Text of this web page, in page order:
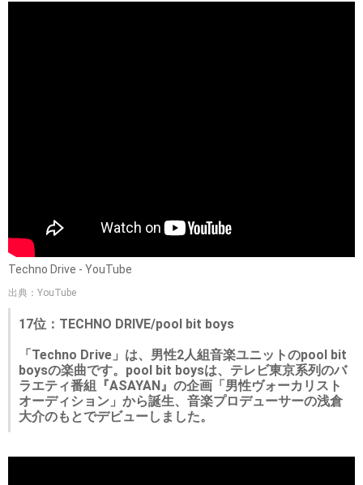
Techno Drive - YouTube
出典：YouTube
17位：TECHNO DRIVE/pool bit boys
「Techno Drive」は、男性2人組音楽ユニットのpool bit
boysの楽曲です。pool bit boysは、テレビ東京系列のバ
ラエティ番組『ASAYAN』の企画「男性ヴォーカリスト
オーディション」から誕生、音楽プロデューサーの浅倉
大介のもとでデビューしました。